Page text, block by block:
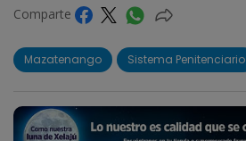
Comparte
Mazatenango Sistema Penitenciario